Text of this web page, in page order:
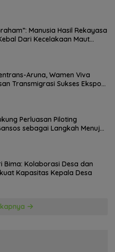
Manusia Hasil Rekayasa
Dari Kecelakaan Maut
Aruna, Wamen Viva
Transmigrasi Sukses Ekspor
Perluasan Piloting
sebagai Langkah Menuju
Bima: Kolaborasi Desa dan
Kapasitas Kepala Desa